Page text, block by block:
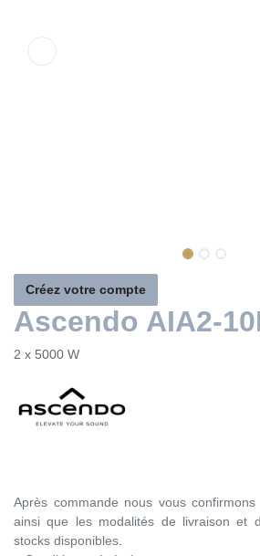
Créez votre compte
Ascendo AIA2-
2 x 5000 W
Après commande nous vous
achat ainsi que les modalités de
selon nos stocks disponibles